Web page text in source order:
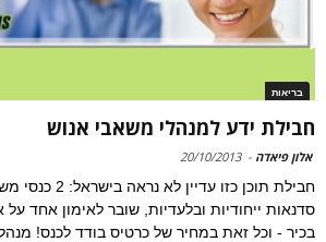
בריאות
חבילת ידע למנהלי משאבי אנוש
אלון פיאדה -
20/10/2013
סדנאות ייחודיות ובלעדיות, שובר לאימון אחד
בכיר - וכל זאת במחיר של כרטיס בודד לכנס!